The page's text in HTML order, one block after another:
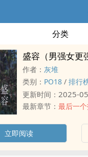
分类
盛容（男强女更
作者： 灰堆
类别： ‌P‌‌‍O‍1‍8‍‌‎ / 排行
更新时间： 2025-
最新章节： 最后一
立即阅读